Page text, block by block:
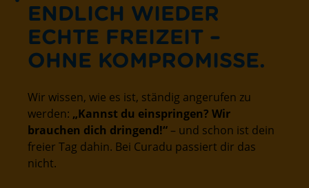
ENDLICH WIEDER
ECHTE FREIZEIT –
OHNE KOMPROMISSE.
Wir wissen, wie es ist, ständig angerufen zu
werden: „Kannst du einspringen? Wir
brauchen dich dringend!“ – und schon ist dein
freier Tag dahin. Bei Curadu passiert dir das
nicht.